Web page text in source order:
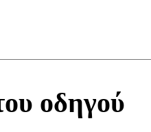
οδηγού